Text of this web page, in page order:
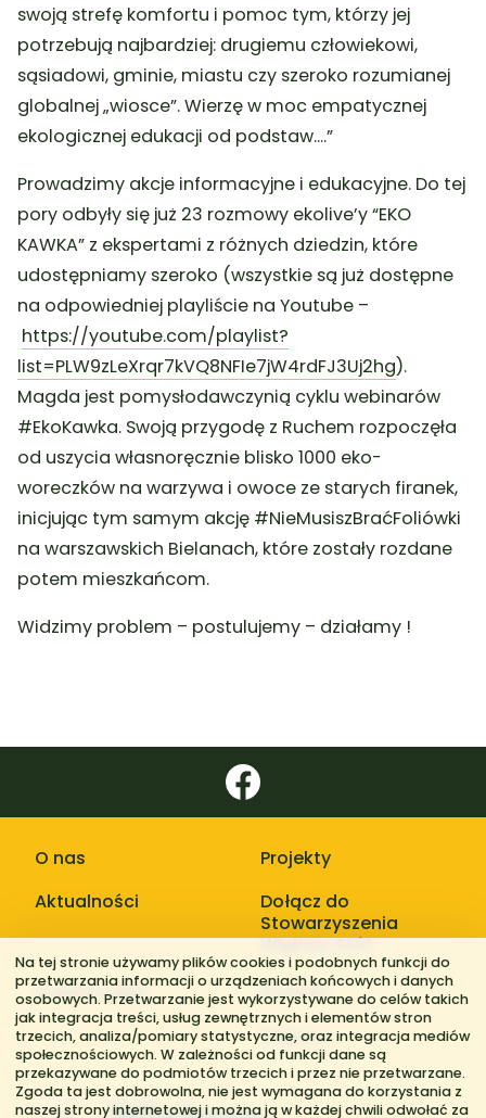
swoją strefę komfortu i pomoc tym, którzy jej
potrzebują najbardziej: drugiemu człowiekowi,
sąsiadowi, gminie, miastu czy szeroko rozumianej
globalnej „wiosce”. Wierzę w moc empatycznej
ekologicznej edukacji od podstaw….”
Prowadzimy akcje informacyjne i edukacyjne. Do tej
pory odbyły się już 23 rozmowy ekolive’y “EKO
KAWKA” z ekspertami z różnych dziedzin, które
udostępniamy szeroko (wszystkie są już dostępne
na odpowiedniej playliście na Youtube –
https://youtube.com/playlist?
list=PLW9zLeXrqr7kVQ8NFIe7jW4rdFJ3Uj2hg).
Magda jest pomysłodawczynią cyklu webinarów
#EkoKawka. Swoją przygodę z Ruchem rozpoczęła
od uszycia własnoręcznie blisko 1000 eko-
woreczków na warzywa i owoce ze starych firanek,
inicjując tym samym akcję #NieMusiszBraćFoliówki
na warszawskich Bielanach, które zostały rozdane
potem mieszkańcom.
Widzimy problem – postulujemy – działamy !
O nas
Aktualności
Projekty
Dołącz do
Stowarzyszenia
Większy Stół
Galerie zdjęć
Kontakt
Regiony
Na tej stronie używamy plików cookies i podobnych funkcji do
przetwarzania informacji o urządzeniach końcowych i danych
osobowych. Przetwarzanie jest wykorzystywane do celów takich
jak integracja treści, usług zewnętrznych i elementów stron
trzecich, analiza/pomiary statystyczne, oraz integracja mediów
społecznościowych. W zależności od funkcji dane są
przekazywane do podmiotów trzecich i przez nie przetwarzane.
Zgoda ta jest dobrowolna, nie jest wymagana do korzystania z
naszej strony internetowej i można ją w każdej chwili odwołać za